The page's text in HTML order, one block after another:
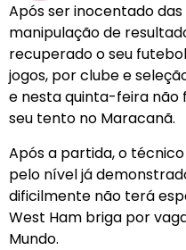
Após ser inocentado
manipulação de
recuperado o seu
jogos, por clube e
e nesta quinta-feira não
seu tento no Maracanã.
Após a partida, o
pelo nível já
dificilmente não terá
West Ham briga por
Mundo.